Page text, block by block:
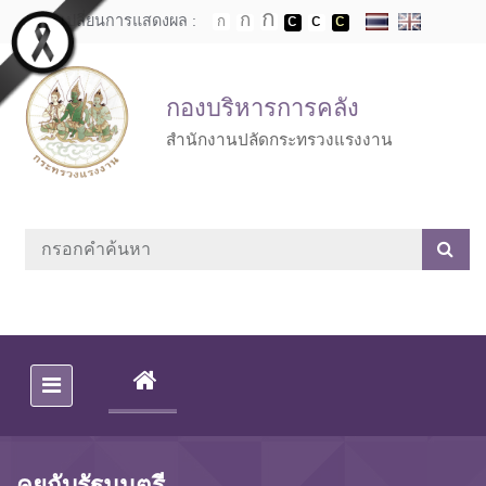
Skip to main content
เปลี่ยนการแสดงผล :
กองบริหารการคลัง
สำนักงานปลัดกระทรวงแรงงาน
(CURRENT)